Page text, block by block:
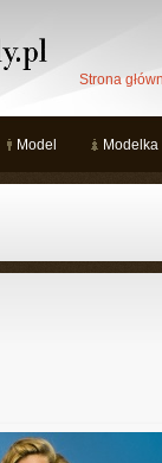
Strona
Model Modelka